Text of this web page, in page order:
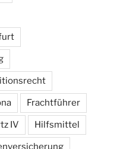
Frachtführer
IV Hilfsmittel